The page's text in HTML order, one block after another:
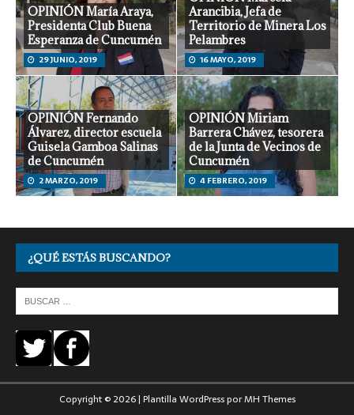
OPINIÓN María Araya,
Presidenta Club Buena
Esperanza de Cuncumén
29 JUNIO, 2019
Arancibia, Jefa de
Territorio de Minera Los
Pelambres
16 MAYO, 2019
OPINIÓN Fernando
Álvarez, director escuela
Guisela Gamboa Salinas
de Cuncumén
2 MARZO, 2019
OPINIÓN Miriam
Barrera Chávez, tesorera
de la Junta de Vecinos de
Cuncumén
4 FEBRERO, 2019
¿QUÉ ESTÁS BUSCANDO?
Copyright © 2026 | Plantilla WordPress porMH Themes